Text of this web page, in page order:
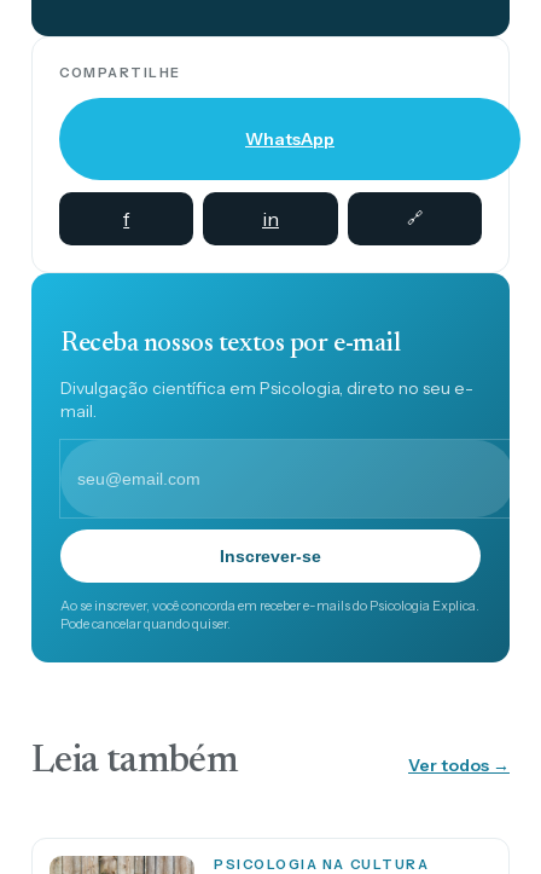
COMPARTILHE
WhatsApp
f in 🔗
Receba nossos textos por e-mail
Divulgação científica em Psicologia, direto no seu e-
mail.
Inscrever-se
Ao se inscrever, você concorda em receber e-mails do Psicologia Explica.
Pode cancelar quando quiser.
Leia também Ver todos →
PSICOLOGIA NA CULTURA